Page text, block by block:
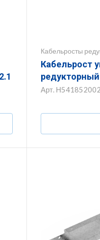
Кабельросты
Кабельрост угловой
Арт.